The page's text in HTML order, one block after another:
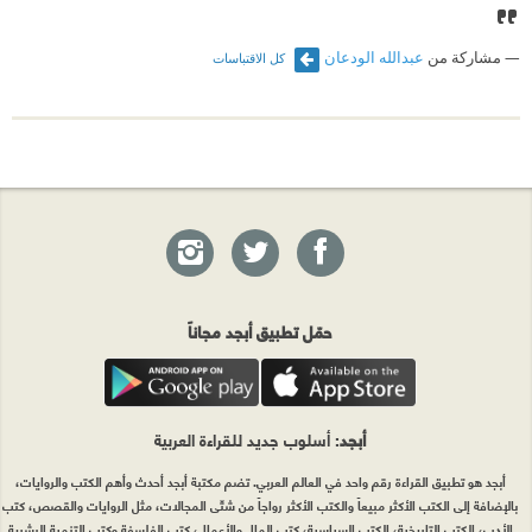
مشاركة من عبدالله الودعان كل الاقتباسات
حمّل تطبيق أبجد مجاناً
أبجد: أسلوب جديد للقراءة العربية
أبجد هو تطبيق القراءة رقم واحد في العالم العربي. تضم مكتبة أبجد أحدث وأهم الكتب والروايات،
بالإضافة إلى الكتب الأكثر مبيعاً والكتب الأكثر رواجاً من شتّى المجالات، مثل الروايات والقصص، كتب